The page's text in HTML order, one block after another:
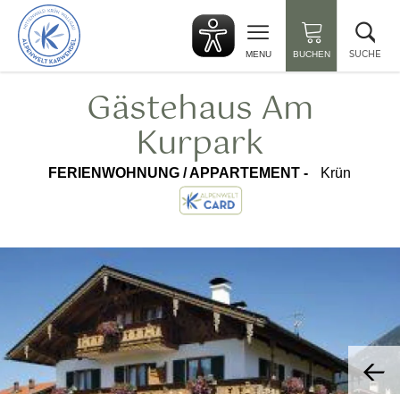
zurück
zur
Startseite
MENU BUCHEN SUCHE
Gästehaus Am
Kurpark
FERIENWOHNUNG / APPARTEMENT - Krün